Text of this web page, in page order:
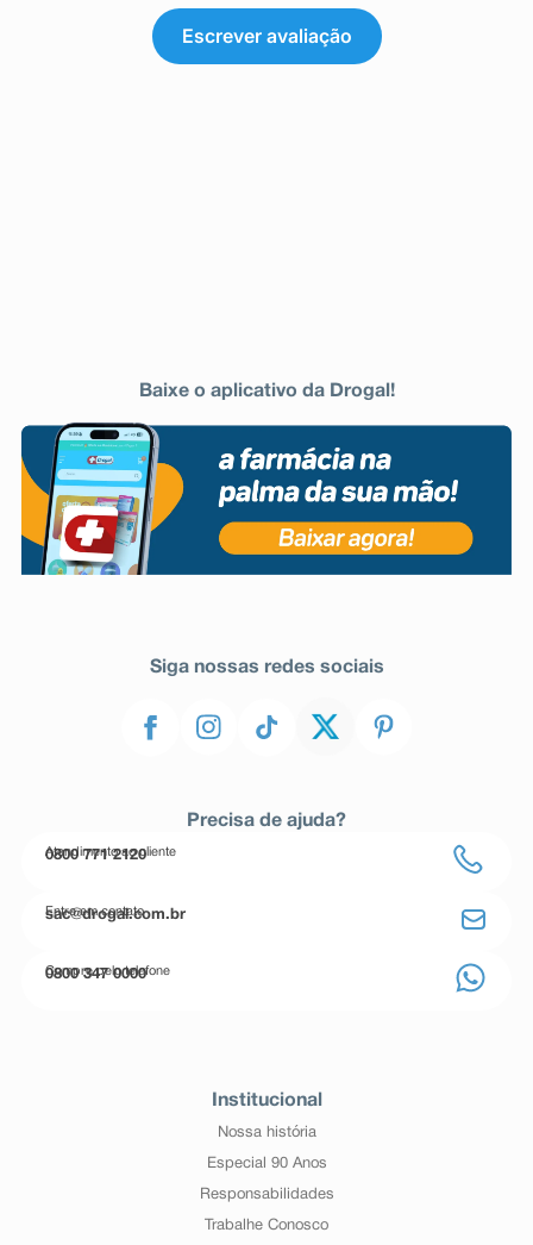
Escrever avaliação
Baixe o aplicativo da Drogal!
Siga nossas redes sociais
Precisa de ajuda?
Atendimento ao cliente
0800 771 2120
Entre em contato
sac@drogal.com.br
Compre pelo telefone
0800 347 0000
Institucional
Nossa história
Especial 90 Anos
Responsabilidades
Trabalhe Conosco